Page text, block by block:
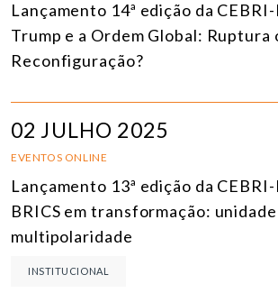
Lançamento 14ª edição da
Trump e a Ordem Global: Ruptura
Reconfiguração?
02 JULHO 2025
EVENTOS ONLINE
Lançamento 13ª edição da
BRICS em transformação:
multipolaridade
INSTITUCIONAL